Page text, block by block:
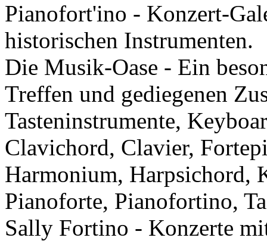
Pianofort'ino - Konzert-
historischen Instrumenten.
Die Musik-Oase - Ein
Treffen und gediegenen
Tasteninstrumente,
Clavichord, Clavier,
Harmonium, Harpsichord,
Pianoforte, Pianofortino,
Sally Fortino - Konzerte